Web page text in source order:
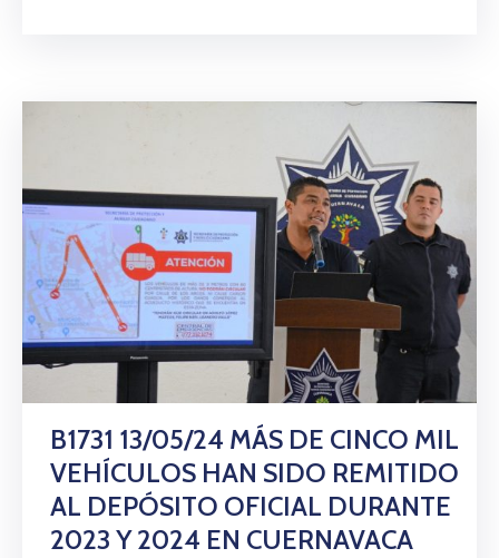
B1731 13/05/24 MÁS DE CINCO MIL
VEHÍCULOS HAN SIDO REMITIDO
AL DEPÓSITO OFICIAL DURANTE
2023 Y 2024 EN CUERNAVACA